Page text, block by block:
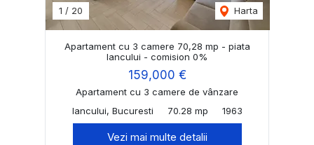
1 / 20 Harta
Apartament cu 3 camere 70,28 mp - piata
Iancului - comision 0%
159,000 €
Apartament cu 3 camere de vânzare
Iancului, Bucuresti
70.28 mp 1963
Vezi mai multe detalii